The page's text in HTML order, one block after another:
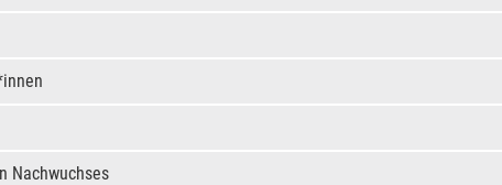
Nachwuchses